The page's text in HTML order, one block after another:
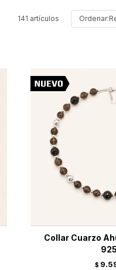
141 artículos
Collar Cuarzo
925
$